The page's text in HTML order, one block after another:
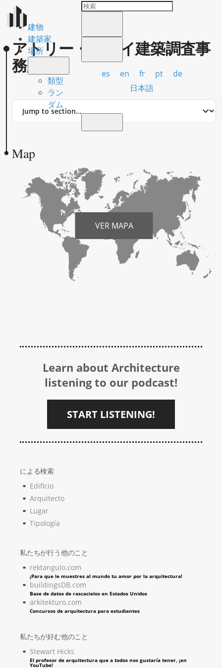
建物
建築家
場所
類型
ラン
ダム
es en fr pt
de
日本語
アトリー・ファイ建築調査事
務所
Jump
Map
VER MAPA
Learn about Architecture
listening to our podcast!
START LISTENING!
による検索
Edificio
Arquitecto
Lugar
Tipología
私たちが行う他のこと
rektangulo.com
¡Para que le muestres al mundo tu amor por la arquitectura!
buildingsDB.com
Base de datos de rascacielos en Estados Unidos
arkitekturo.com
Concursos de arquitectura para estudiantes
私たちが好む他のこと
Stewart Hicks
El profesor de arquitectura que a todos nos gustaría tener, ¡en
YouTube!